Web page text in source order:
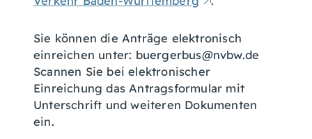
Sie können die Anträge elektronisch
einreichen unter: buergerbus@nvbw.de
Scannen Sie bei elektronischer
Einreichung das Antragsformular mit
Unterschrift und weiteren Dokumenten
ein.